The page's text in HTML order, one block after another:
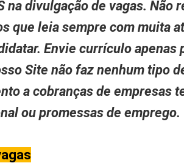
na divulgação de vagas. Não
que leia sempre com muita
Envie currículo apenas
Site não faz nenhum tipo
a cobranças de empresas
ou promessas de emprego.